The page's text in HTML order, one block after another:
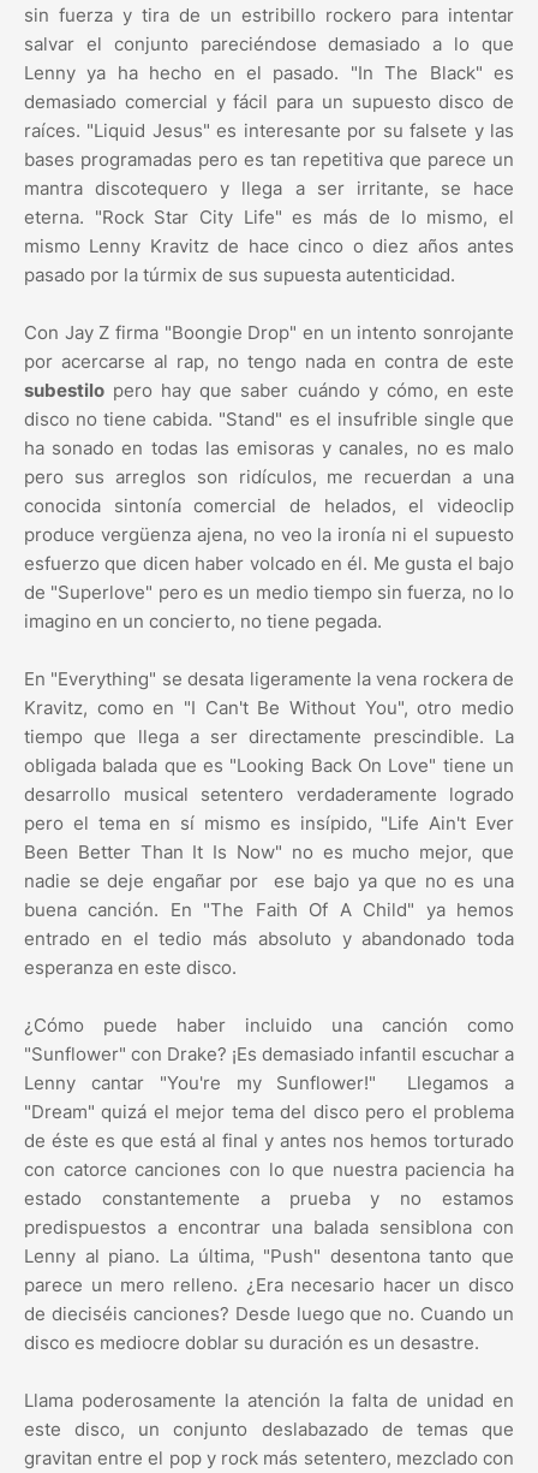
sin fuerza y tira de un estribillo rockero para intentar
salvar el conjunto pareciéndose demasiado a lo que
Lenny ya ha hecho en el pasado. "In The Black" es
demasiado comercial y fácil para un supuesto disco de
raíces. "Liquid Jesus" es interesante por su falsete y las
bases programadas pero es tan repetitiva que parece un
mantra discotequero y llega a ser irritante, se hace
eterna. "Rock Star City Life" es más de lo mismo, el
mismo Lenny Kravitz de hace cinco o diez años antes
pasado por la túrmix de sus supuesta autenticidad.
Con Jay Z firma "Boongie Drop" en un intento sonrojante
por acercarse al rap, no tengo nada en contra de este
subestilo pero hay que saber cuándo y cómo, en este
disco no tiene cabida. "Stand" es el insufrible single que
ha sonado en todas las emisoras y canales, no es malo
pero sus arreglos son ridículos, me recuerdan a una
conocida sintonía comercial de helados, el videoclip
produce vergüenza ajena, no veo la ironía ni el supuesto
esfuerzo que dicen haber volcado en él. Me gusta el bajo
de "Superlove" pero es un medio tiempo sin fuerza, no lo
imagino en un concierto, no tiene pegada.
En "Everything" se desata ligeramente la vena rockera de
Kravitz, como en "I Can't Be Without You", otro medio
tiempo que llega a ser directamente prescindible. La
obligada balada que es "Looking Back On Love" tiene un
desarrollo musical setentero verdaderamente logrado
pero el tema en sí mismo es insípido, "Life Ain't Ever
Been Better Than It Is Now" no es mucho mejor, que
nadie se deje engañar por ese bajo ya que no es una
buena canción. En "The Faith Of A Child" ya hemos
entrado en el tedio más absoluto y abandonado toda
esperanza en este disco.
¿Cómo puede haber incluido una canción como
"Sunflower" con Drake? ¡Es demasiado infantil escuchar a
Lenny cantar "You're my Sunflower!" Llegamos a
"Dream" quizá el mejor tema del disco pero el problema
de éste es que está al final y antes nos hemos torturado
con catorce canciones con lo que nuestra paciencia ha
estado constantemente a prueba y no estamos
predispuestos a encontrar una balada sensiblona con
Lenny al piano. La última, "Push" desentona tanto que
parece un mero relleno. ¿Era necesario hacer un disco
de dieciséis canciones? Desde luego que no. Cuando un
disco es mediocre doblar su duración es un desastre.
Llama poderosamente la atención la falta de unidad en
este disco, un conjunto deslabazado de temas que
gravitan entre el pop y rock más setentero, mezclado con